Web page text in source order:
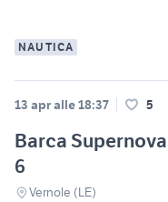
NAUTICA
13 apr alle 18:37 5
Barca
6
Vernole (LE)